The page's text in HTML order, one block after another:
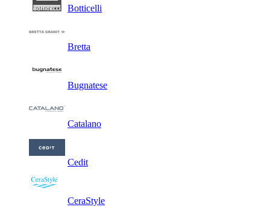
Botticelli
Bretta
Bugnatese
Catalano
Cedit
CeraStyle